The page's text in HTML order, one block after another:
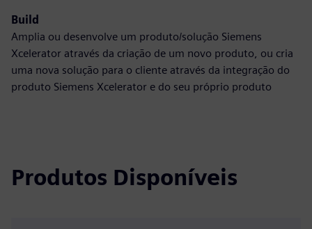
Build
Amplia ou desenvolve um produto/solução Siemens
Xcelerator através da criação de um novo produto, ou cria
uma nova solução para o cliente através da integração do
produto Siemens Xcelerator e do seu próprio produto
Produtos Disponíveis